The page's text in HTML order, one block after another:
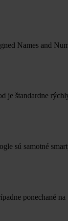
Names and
je štandardne
sú samotné
ponechané